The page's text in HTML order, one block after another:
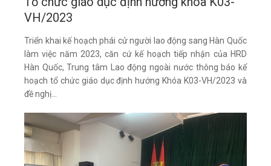
VH/2023
Triển khai kế hoạch phái cử người lao động sang Hàn Quốc
làm việc năm 2023, căn cứ kế hoạch tiếp nhận của HRD
Hàn Quốc, Trung tâm Lao động ngoài nước thông báo kế
hoạch tổ chức giáo dục định hướng Khóa K03-VH/2023 và
đề nghị...